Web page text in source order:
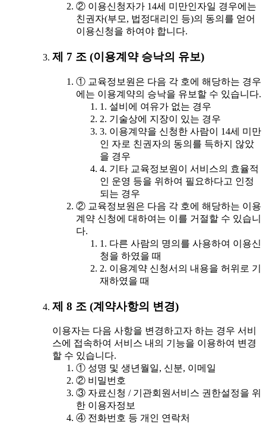
② 이용신청자가 14세 미만인자일 경우에는
친권자(부모, 법정대리인 등)의 동의를 얻어
이용신청을 하여야 합니다.
제 7 조 (이용계약 승낙의 유보)
① 교육정보원은 다음 각 호에 해당하는 경우
에는 이용계약의 승낙을 유보할 수 있습니다.
1. 설비에 여유가 없는 경우
2. 기술상에 지장이 있는 경우
3. 이용계약을 신청한 사람이 14세 미만
인 자로 친권자의 동의를 득하지 않았
을 경우
4. 기타 교육정보원이 서비스의 효율적
인 운영 등을 위하여 필요하다고 인정
되는 경우
② 교육정보원은 다음 각 호에 해당하는 이용
계약 신청에 대하여는 이를 거절할 수 있습니
다.
1. 다른 사람의 명의를 사용하여 이용신
청을 하였을 때
2. 이용계약 신청서의 내용을 허위로 기
재하였을 때
제 8 조 (계약사항의 변경)
이용자는 다음 사항을 변경하고자 하는 경우 서비
스에 접속하여 서비스 내의 기능을 이용하여 변경
할 수 있습니다.
① 성명 및 생년월일, 신분, 이메일
② 비밀번호
③ 자료신청 / 기관회원서비스 권한설정을 위
한 이용자정보
④ 전화번호 등 개인 연락처